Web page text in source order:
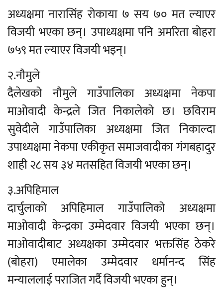
अध्यक्षमा नारासिंह रोकाया ७ सय ७० मत ल्याएर
विजयी भएका छन्। उपाध्यक्षमा पनि अमरिता बोहरा
७५९ मत ल्याएर विजयी भइन्।
२.नौमुले
दैलेखको नौमुले गाउँपालिका अध्यक्षमा नेकपा
माओवादी केन्द्रले जित निकालेको छ। छविराम
सुवेदीले गाउँपालिका अध्यक्षमा जित निकाल्दा
उपाध्यक्षमा नेकपा एकीकृत समाजवादीका गंगबहादुर
शाही २८ सय ३४ मतसहित विजयी भएका छन्।
३.अपिहिमाल
दार्चुलाको अपिहिमाल गाउँपालिको अध्यक्षमा
माओवादी केन्द्रका उम्मेदवार विजयी भएका छन्।
माओवादीबाट अध्यक्षका उम्मेदवार भक्तसिंह ठेकरे
(बोहरा) एमालेका उम्मेदवार धर्मानन्द सिंह
मन्याललाई पराजित गर्दै विजयी भएका हुन्।